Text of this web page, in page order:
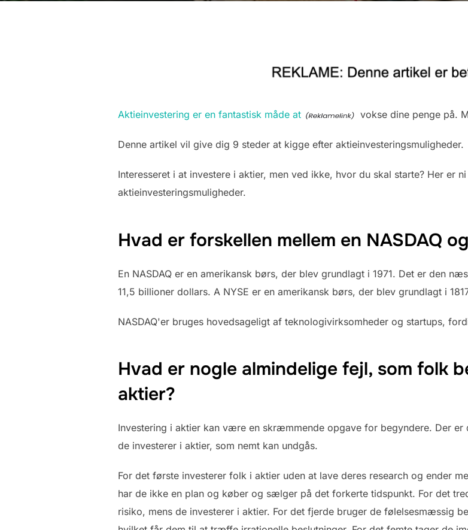
Aktieinvestering er en fantastisk måde at vokse dine penge på.
Denne artikel vil give dig 9 steder at kigge efter aktieinvesteringsmuligheder.
Interesseret i at investere i aktier, men ved ikke, hvor du skal starte? Her er
aktieinvesteringsmuligheder.
Hvad er forskellen mellem en NASDAQ
En NASDAQ er en amerikansk børs, der blev grundlagt i 1971. Det er den
11,5 billioner dollars. A NYSE er en amerikansk børs, der blev grundlagt i
NASDAQ'er bruges hovedsageligt af teknologivirksomheder og startups,
Hvad er nogle almindelige fejl, som folk
aktier?
Investering i aktier kan være en skræmmende opgave for begyndere. Der
de investerer i aktier, som nemt kan undgås.
For det første investerer folk i aktier uden at lave deres research og ender
har de ikke en plan og køber og sælger på det forkerte tidspunkt. For det
risiko, mens de investerer i aktier. For det fjerde bruger de følelsesmæssig